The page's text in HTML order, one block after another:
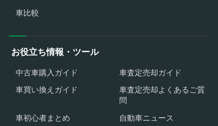
車比較
お役立ち情報・ツール
中古車購入ガイド
車査定売却ガイド
車買い換えガイド
車査定売却よくあるご質
問
車初心者まとめ
自動車ニュース